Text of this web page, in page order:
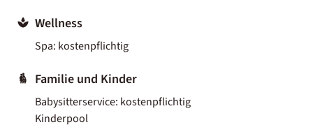
Wellness
Spa: kostenpflichtig
Familie und Kinder
Babysitterservice: kostenpflichtig
Kinderpool